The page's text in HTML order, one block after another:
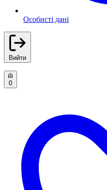
Особисті дані
Вийти
0